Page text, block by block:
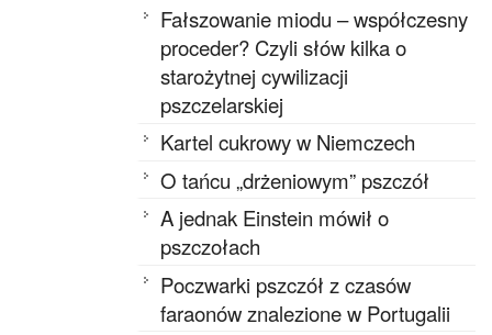
Fałszowanie miodu – współczesny
proceder? Czyli słów kilka o
starożytnej cywilizacji
pszczelarskiej
Kartel cukrowy w Niemczech
O tańcu „drżeniowym” pszczół
A jednak Einstein mówił o
pszczołach
Poczwarki pszczół z czasów
faraonów znalezione w Portugalii